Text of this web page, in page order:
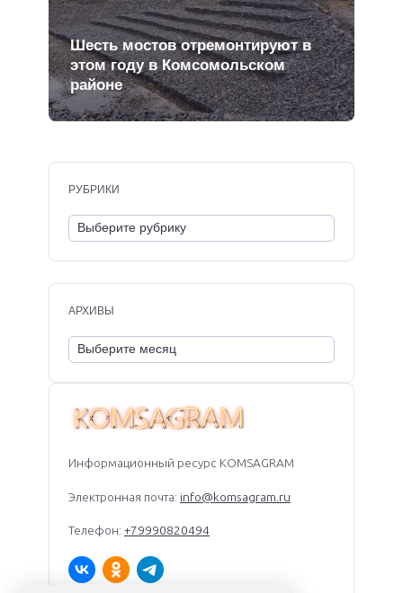
Шесть мостов отремонтируют в
этом году в Комсомольском
районе
Информационный ресурс KOMSAGRAM
Электронная почта: info@komsagram.ru
Телефон: +79990820494
РУБРИКИ
АРХИВЫ